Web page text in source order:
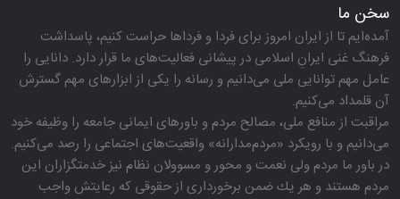
سخن ما
آمده‌ایم تا از ایران امروز برای فردا و فرداها حراست كنیم، پاسداشت
فرهنگ غنی ایرانِ اسلامی در پیشانی فعالیت‌های ما قرار دارد. دانایی را
عامل مهم توانایی ملی می‌دانیم و رسانه را یكی از ابزارهای مهم گسترش
آن قلمداد می‌كنیم.
مراقبت از منافع ملی، مصالح مردم و باورهای ایمانی جامعه را وظیفه خود
می‌دانیم و با رویكرد «مردم‌مدارانه‌» واقعیت‌های اجتماعی را رصد می‌كنیم.
در باور ما مردم ولی نعمت و محور و مسوولان نظام نیز خدمتگزاران این
مردم هستند و هر یك ضمن برخورداری از حقوقی كه رعایتش واجب